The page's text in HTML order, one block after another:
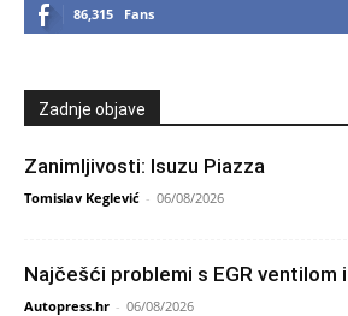
86,315 Fans
Zadnje objave
Zanimljivosti: Isuzu Piazza
Tomislav Keglević - 06/08/2026
Najčešći problemi s EGR ventilom
Autopress.hr - 06/08/2026